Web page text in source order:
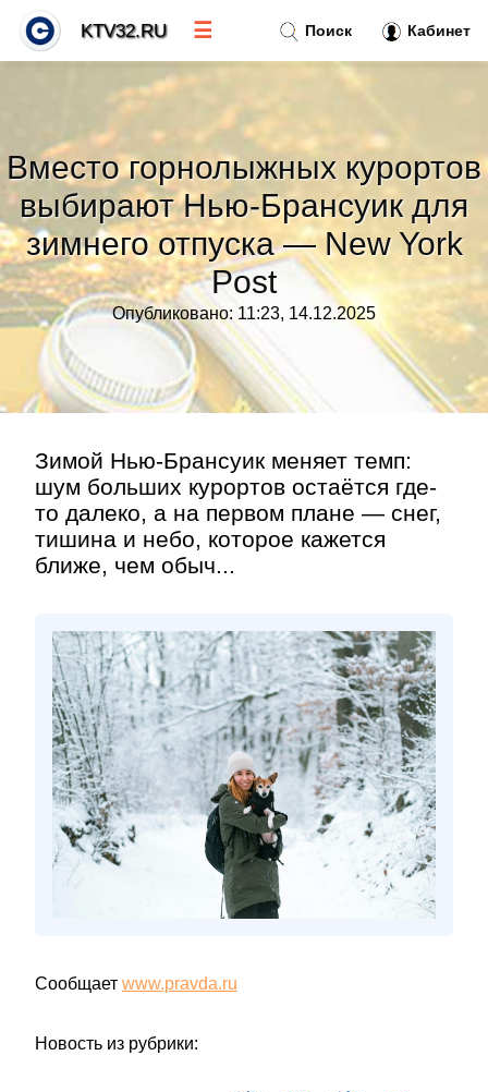
Вместо горнолыжных курортов
выбирают Нью-Брансуик для
зимнего отпуска — New York
Post
Опубликовано: 11:23, 14.12.2025
Зимой Нью-Брансуик меняет темп:
шум больших курортов остаётся где-
то далеко, а на первом плане — снег,
тишина и небо, которое кажется
ближе, чем обыч...
Сообщает www.pravda.ru
Новость из рубрики:
Поиск Кабинет
KTV32.RU ☰
Тренды новостей »
Рубрики»
Правила»
Контакт»